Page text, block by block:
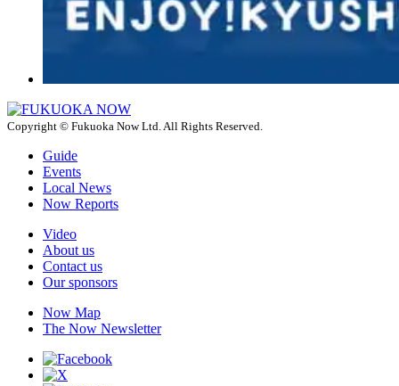
Copyright © Fukuoka Now Ltd. All Rights Reserved.
Guide
Events
Local News
Now Reports
Video
About us
Contact us
Our sponsors
Now Map
The Now Newsletter